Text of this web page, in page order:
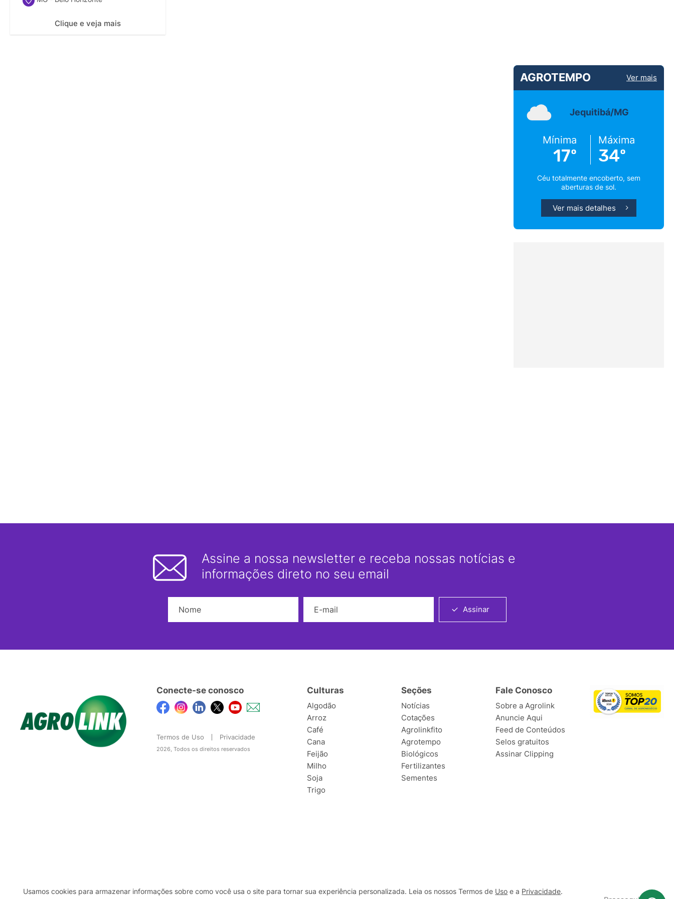
Clique e veja mais
AGROTEMPO Ver mais
Jequitibá/MG
Mínima
17º
Máxima
34º
Céu totalmente encoberto, sem
aberturas de sol.
Ver mais detalhes
Assine a nossa newsletter e receba nossas notícias e
informações direto no seu email
Assinar
Conecte-se conosco
Termos de Uso Privacidade
2026, Todos os direitos reservados
Culturas
Algodão
Arroz
Café
Cana
Feijão
Milho
Soja
Trigo
Seções
Notícias
Cotações
Agrolinkfito
Agrotempo
Biológicos
Fertilizantes
Sementes
Fale Conosco
Sobre a Agrolink
Anuncie Aqui
Feed de Conteúdos
Selos gratuitos
Assinar Clipping
Usamos cookies para armazenar informações sobre como você usa o site para tornar sua experiência personalizada. Leia os nossos Termos de Uso e a Privacidade.